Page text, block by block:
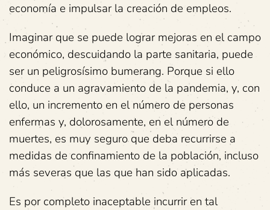
economía e impulsar la creación de empleos.
Imaginar que se puede lograr mejoras en el campo
económico, descuidando la parte sanitaria, puede
ser un peligrosísimo bumerang. Porque si ello
conduce a un agravamiento de la pandemia, y, con
ello, un incremento en el número de personas
enfermas y, dolorosamente, en el número de
muertes, es muy seguro que deba recurrirse a
medidas de confinamiento de la población, incluso
más severas que las que han sido aplicadas.
Es por completo inaceptable incurrir en tal